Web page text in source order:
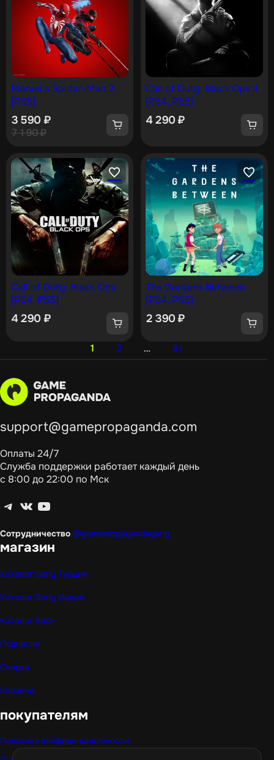
Marvel’s Spider-Man 2
[PS5]
7 190₽
3 590 ₽
Call of Duty: Black Ops II
[PS4, PS5]
4 290₽
Call of Duty: Black Ops
[PS4, PS5]
4 290 ₽
The Gardens Between
[PS4, PS5]
2 390₽
1 2 … 91
support@gamepropaganda.com
Оплаты 24/7
Служба поддержки работает каждый день
с 8:00 до 22:00 по Мск
Telegram ВКонтакте YouTube
Сотрудничество @gamepropagandagang
магазин
Каталог Sony Турция
Каталог Sony Индия
Каталог Xbox
Подписки
Скидки
Корзина
покупателям
Политика конфиденциальности